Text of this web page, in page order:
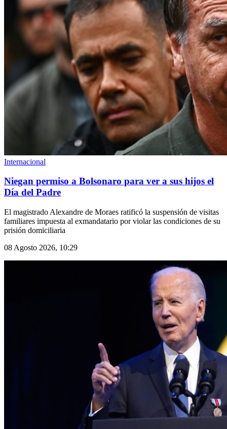
Internacional
Niegan permiso a Bolsonaro para ver a sus hijos el
Día del Padre
El magistrado Alexandre de Moraes ratificó la suspensión de visitas
familiares impuesta al exmandatario por violar las condiciones de su
prisión domiciliaria
08 Agosto 2026, 10:29